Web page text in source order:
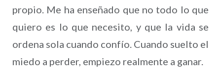
propio. Me ha enseñado que no todo lo que
quiero es lo que necesito, y que la vida se
ordena sola cuando confío. Cuando suelto el
miedo a perder, empiezo realmente a ganar.